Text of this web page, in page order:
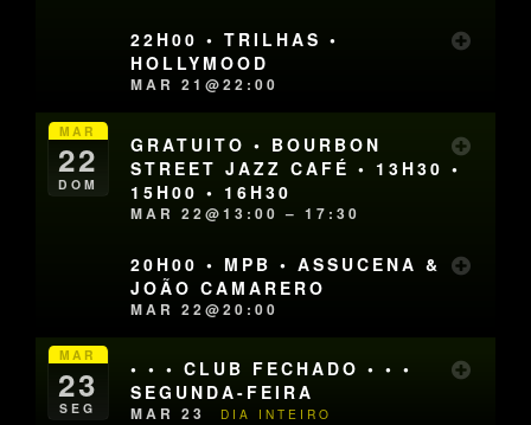
22H00 • TRILHAS •
HOLLYMOOD
MAR 21@22:00
MAR
22
DOM
GRATUITO • BOURBON
STREET JAZZ CAFÉ • 13H30 •
15H00 • 16H30
MAR 22@13:00 – 17:30
20H00 • MPB • ASSUCENA &
JOÃO CAMARERO
MAR 22@20:00
MAR
23
SEG
• • • CLUB FECHADO • • •
SEGUNDA-FEIRA
MAR 23 DIA INTEIRO